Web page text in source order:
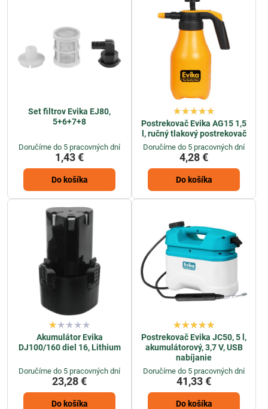
Set filtrov Evika EJ80,
5+6+7+8
Doručíme do 5 pracovných dní
1,43 €
Do košíka
Postrekovač Evika AG15 1,5
l, ručný tlakový postrekovač
Doručíme do 5 pracovných dní
4,28 €
Do košíka
Akumulátor Evika
DJ100/160 diel 16, Lithium
Doručíme do 5 pracovných dní
23,28 €
Do košíka
Postrekovač Evika JC50, 5 l,
akumulátorový, 3,7 V, USB
nabíjanie
Doručíme do 5 pracovných dní
41,33 €
Do košíka